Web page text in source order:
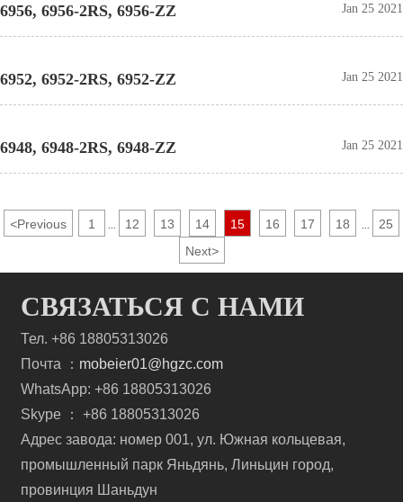
6956, 6956-2RS, 6956-ZZ Jan 25 2021
6952, 6952-2RS, 6952-ZZ Jan 25 2021
6948, 6948-2RS, 6948-ZZ Jan 25 2021
<Previous 1 12 13 14 15 16 17 18
25
Next>
СВЯЗАТЬСЯ С НАМИ
Тел. +86 18805313026
Почта ： mobeier01@hgzc.com
WhatsApp: +86 18805313026
Skype ： +86 18805313026
Адрес завода: номер 001, ул. Южная кольцевая,
промышленный парк Яньдянь, Линьцин город,
провинция Шаньдун